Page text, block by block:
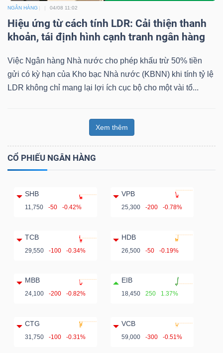
NGÂN HÀNG 04/08 11:02
Hiệu ứng từ cách tính LDR: Cải thiện thanh
khoản, tái định hình cạnh tranh ngân hàng
Việc Ngân hàng Nhà nước cho phép khấu trừ 50% tiền
gửi có kỳ hạn của Kho bạc Nhà nước (KBNN) khi tính tỷ lệ
LDR không chỉ mang lại lợi ích cục bộ cho một vài tổ...
Xem thêm
CỔ PHIẾU NGÂN HÀNG
SHB
11,750 -50 -0.42%
VPB
25,300 -200 -0.78%
TCB
29,550 -100 -0.34%
HDB
26,500 -50 -0.19%
MBB
24,100 -200 -0.82%
EIB
18,450 250 1.37%
CTG
31,750 -100 -0.31%
VCB
59,000 -300 -0.51%